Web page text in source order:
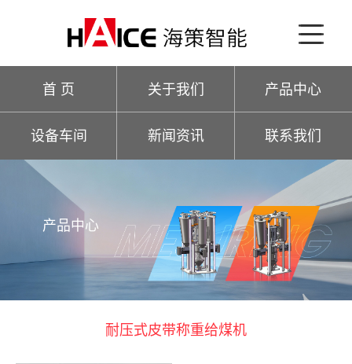
首 页 关于我们 产品中心
设备车间 新闻资讯 联系我们
产品中心
耐压式皮带称重给煤机